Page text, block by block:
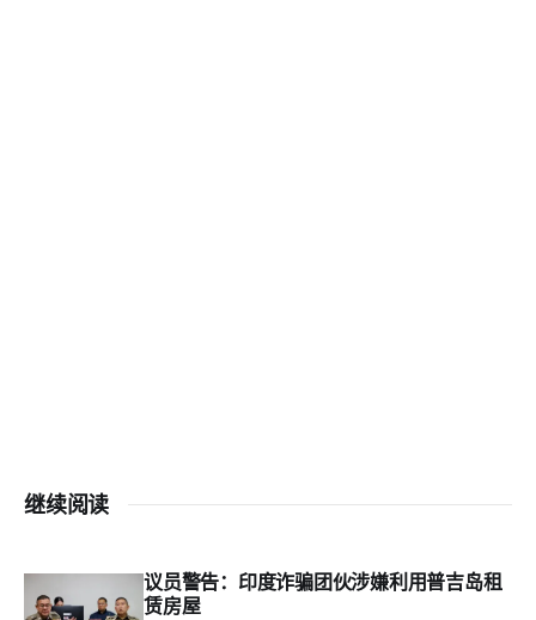
继续阅读
议员警告：印度诈骗团伙涉嫌利用普吉岛租
赁房屋